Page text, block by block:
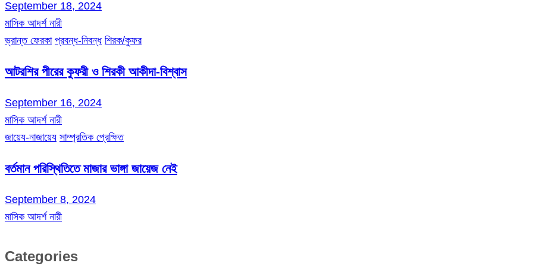
September 18, 2024
মাসিক আদর্শ নারী
ভ্রান্ত ফেরকা প্রবন্ধ-নিবন্ধ শিরক/কুফর
আটরশির পীরের কুফরী ও শিরকী আকীদা-বিশ্বাস
September 16, 2024
মাসিক আদর্শ নারী
জায়েয-নাজায়েয সাম্প্রতিক প্রেক্ষিত
বর্তমান পরিস্থিতিতে মাজার ভাঙ্গা জায়েজ নেই
September 8, 2024
মাসিক আদর্শ নারী
Categories